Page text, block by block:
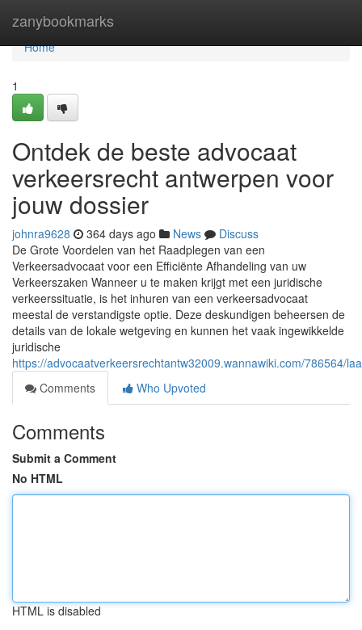
zanybookmarks
Home
Home
1
Ontdek de beste advocaat
verkeersrecht antwerpen voor
jouw dossier
johnra9628 364 days ago News
Discuss
De Grote Voordelen van het Raadplegen van een
Verkeersadvocaat voor een Efficiënte Afhandeling van uw
Verkeerszaken Wanneer u te maken krijgt met een juridische
verkeerssituatie, is het inhuren van een verkeersadvocaat
meestal de verstandigste optie. Deze deskundigen beheersen de
details van de lokale wetgeving en kunnen het vaak ingewikkelde
juridische
https://advocaatverkeersrechtantw32009.wannawiki.com/786564/
Comments
Who Upvoted
Comments
Submit a Comment
No HTML
HTML is disabled